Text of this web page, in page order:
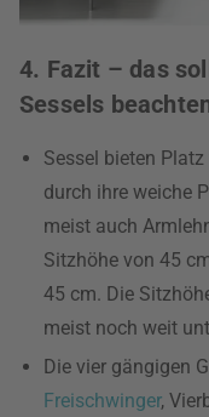
4. Fazit – das
Sessels
Sessel bieten
durch ihre weiche
meist auch
Sitzhöhe von 45
45 cm. Die
meist noch weit
Die vier gängigen
Freischwinger,